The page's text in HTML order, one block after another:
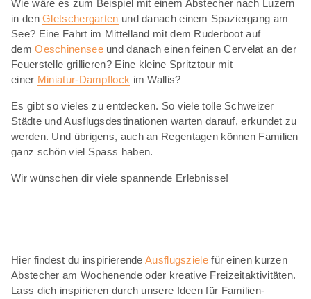
Wie wäre es zum Beispiel mit einem Abstecher nach Luzern
in denGletschergarten und danach einem Spaziergang am
See? Eine Fahrt im Mittelland mit dem Ruderboot auf
demOeschinenseeund danach einen feinen Cervelat an der
Feuerstelle grillieren? Eine kleine Spritztour mit
einer Miniatur-Dampflock im Wallis?
Es gibt so vieles zu entdecken. So viele tolle Schweizer
Städte und Ausflugsdestinationen warten darauf, erkundet zu
werden. Und übrigens, auch an Regentagen können Familien
ganz schön viel Spass haben.
Wir wünschen dir viele spannende Erlebnisse!
Hier findest du inspirierendeAusflugszielefür einen kurzen
Abstecher am Wochenende oder kreative Freizeitaktivitäten.
Lass dich inspirieren durch unsere Ideen für Familien-